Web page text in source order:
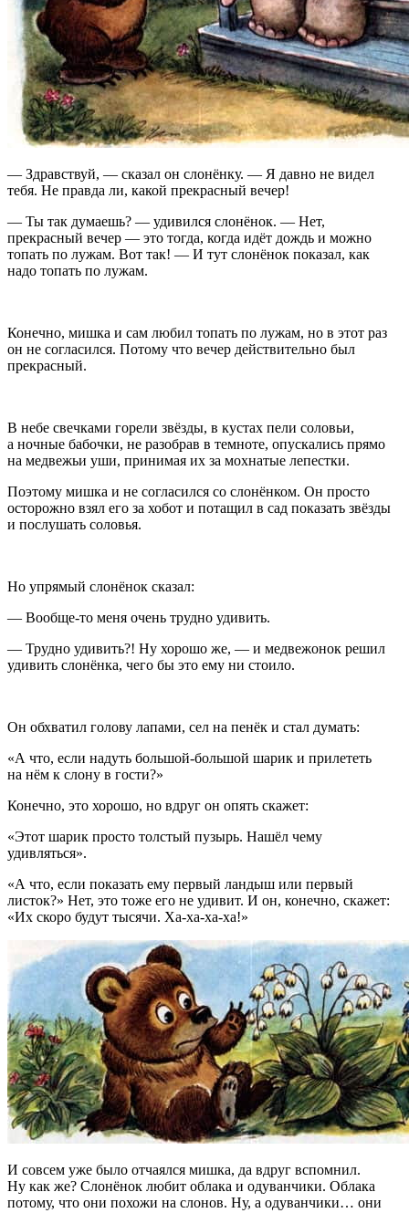
— Здравствуй, — сказал он слонёнку. — Я давно не видел
тебя. Не правда ли, какой прекрасный вечер!
— Ты так думаешь? — удивился слонёнок. — Нет,
прекрасный вечер — это тогда, когда идёт дождь и можно
топать по лужам. Вот так! — И тут слонёнок показал, как
надо топать по лужам.
Конечно, мишка и сам любил топать по лужам, но в этот раз
он не согласился. Потому что вечер действительно был
прекрасный.
В небе свечками горели звёзды, в кустах пели соловьи,
а ночные бабочки, не разобрав в темноте, опускались прямо
на медвежьи уши, принимая их за мохнатые лепестки.
Поэтому мишка и не согласился со слонёнком. Он просто
осторожно взял его за хобот и потащил в сад показать звёзды
и послушать соловья.
Но упрямый слонёнок сказал:
— Вообще-то меня очень трудно удивить.
— Трудно удивить?! Ну хорошо же, — и медвежонок решил
удивить слонёнка, чего бы это ему ни стоило.
Он обхватил голову лапами, сел на пенёк и стал думать:
«А что, если надуть большой-большой шарик и прилететь
на нём к слону в гости?»
Конечно, это хорошо, но вдруг он опять скажет:
«Этот шарик просто толстый пузырь. Нашёл чему
удивляться».
«А что, если показать ему первый ландыш или первый
листок?» Нет, это тоже его не удивит. И он, конечно, скажет:
«Их скоро будут тысячи. Ха-ха-ха-ха!»
И совсем уже было отчаялся мишка, да вдруг вспомнил.
Ну как же? Слонёнок любит облака и одуванчики. Облака
потому, что они похожи на слонов. Ну, а одуванчики… они